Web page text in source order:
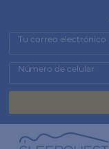
Tu correo electrónico
Número de celular